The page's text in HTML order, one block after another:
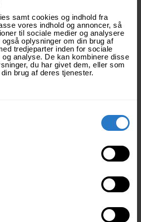
samt cookies og indhold fra
vores indhold og annoncer, så
til sociale medier og analysere
oplysninger om din brug af
tredjeparter inden for sociale
og analyse. De kan kombinere disse
du har givet dem, eller som
brug af deres tjenester.
af holdet